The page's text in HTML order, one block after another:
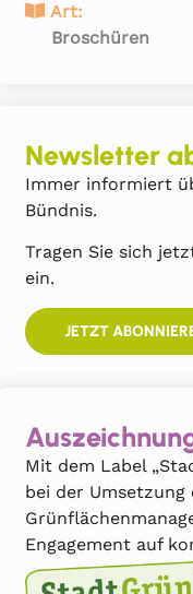
Art:
Broschüren
Newsletter
Immer informiert
Bündnis.
Tragen Sie sich
ein.
JETZT
Mit dem Label
bei der Umsetzung
Engagement auf